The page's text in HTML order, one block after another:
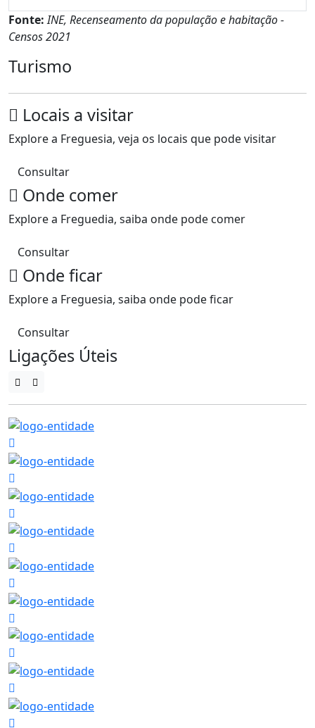
Fonte:INE, Recenseamento da população e habitação -
Censos 2021
Turismo
Locais a visitar
Explore a Freguesia, veja os locais que pode visitar
Consultar
Onde comer
Explore a Freguedia, saiba onde pode comer
Consultar
Onde ficar
Explore a Freguesia, saiba onde pode ficar
Consultar
Ligações Úteis